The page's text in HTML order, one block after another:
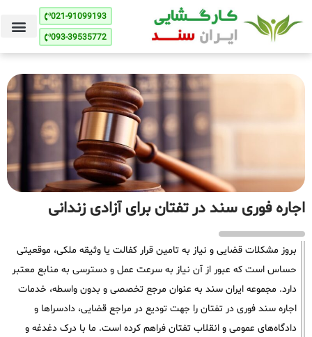
021-91099193
093-39535772
اجاره فوری سند در تفتان برای آزادی زندانی
بروز مشکلات قضایی و نیاز به تامین قرار کفالت یا وثیقه ملکی، موقعیتی
حساس است که عبور از آن نیاز به سرعت عمل و دسترسی به منابع معتبر
دارد. مجموعه ایران سند به عنوان مرجع تخصصی و بدون واسطه، خدمات
اجاره سند فوری در تفتان را جهت تودیع در مراجع قضایی، دادسراها و
دادگاه‌های عمومی و انقلاب تفتان فراهم کرده است. ما با درک دغدغه و